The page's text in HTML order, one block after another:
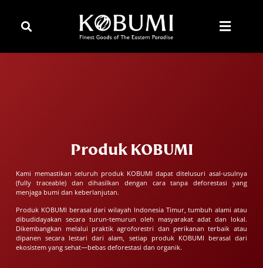
Produk KOBUMI
Kami memastikan seluruh produk KOBUMI dapat ditelusuri asal-usulnya
(fully traceable) dan dihasilkan dengan cara tanpa deforestasi yang
menjaga bumi dan keberlanjutan.
Produk KOBUMI berasal dari wilayah Indonesia Timur, tumbuh alami atau
dibudidayakan secara turun-temurun oleh masyarakat adat dan lokal.
Dikembangkan melalui praktik agroforestri dan perikanan terbaik atau
dipanen secara lestari dari alam, setiap produk KOBUMI berasal dari
ekosistem yang sehat—bebas deforestasi dan organik.